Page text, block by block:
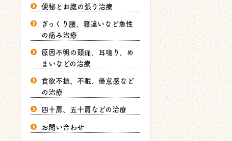
便秘とお腹の張り治療
ぎっくり腰、寝違いなど急性
の痛み治療
原因不明の頭痛、耳鳴り、め
まいなどの治療
食欲不振、不眠、倦怠感など
の治療
四十肩、五十肩などの治療
お問い合わせ